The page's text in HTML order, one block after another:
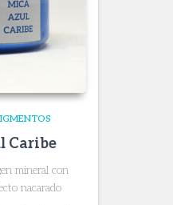
Caribe
mineral con
nacarado